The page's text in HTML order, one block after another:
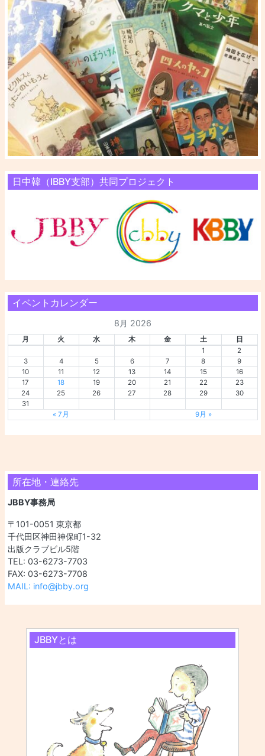
日中韓（IBBY支部）共同プロジェクト
イベントカレンダー
8月 2026
月 火 水 木 金 土
日
1
2
3
4 5 6 7 8
9
10
11 12 13 14 15
16
17
18 19 20 21 22
23
24
25 26 27 28 29
30
31
« 7月
9月 »
所在地・連絡先
JBBY事務局
〒101-0051 東京都
千代田区神田神保町1-32
出版クラブビル5階
TEL: 03-6273-7703
FAX: 03-6273-7708
MAIL: info@jbby.org
JBBYとは